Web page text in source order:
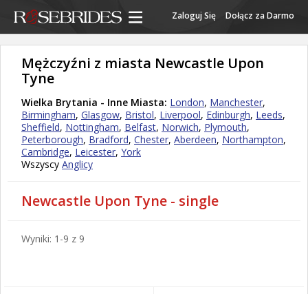
Zaloguj Się Dołącz za Darmo
Mężczyźni z miasta Newcastle Upon
Tyne
Wielka Brytania - Inne Miasta: London, Manchester,
Birmingham, Glasgow, Bristol, Liverpool, Edinburgh, Leeds,
Sheffield, Nottingham, Belfast, Norwich, Plymouth,
Peterborough, Bradford, Chester, Aberdeen, Northampton,
Cambridge, Leicester, York
Wszyscy Anglicy
Newcastle Upon Tyne - single
Wyniki: 1-9 z 9